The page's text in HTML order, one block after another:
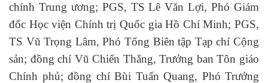
chính Trung ương; PGS, TS Lê Văn Lợi, Phó Giám
đốc Học viện Chính trị Quốc gia Hồ Chí Minh; PGS,
TS Vũ Trọng Lâm, Phó Tổng Biên tập Tạp chí Cộng
sản; đồng chí Vũ Chiến Thắng, Trưởng ban Tôn giáo
Chính phủ; đồng chí Bùi Tuấn Quang, Phó Trưởng